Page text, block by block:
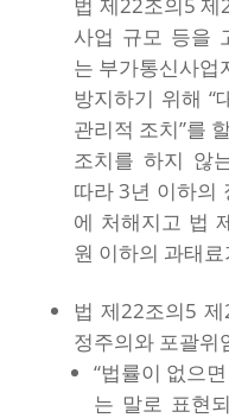
사업 규모 등을
는 부가통신사업
방지하기 위해 “
관리적 조치”를
조치를 하지 않
따라 3년 이하의
에 처해지고 법
원 이하의 과태
법 제22조의5
정주의와 포괄위
“법률이 없으
는 말로 표현